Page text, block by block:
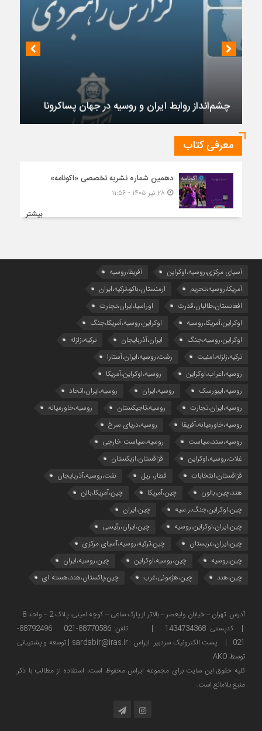
چشم‌انداز روابط ایران و روسیه در جهان پساکرونا
معرفی کتاب
دهمین شماره نشریه تخصصی «اکونامه»
بیشتر
آسیای مرکزی،روسیه،اوکراین
آفریقا،روسیه
آمریکا،روسیه،تحریم
ارمنستان،باکو،ترکیه،ایران
افغانستان،طالبان،قدرت
اوراسیا،ایران،تجارت
اوکراین،آمریکا،روسیه
اوکراین،روسیه،آمریکا،جنگ
اوکراین،روسیه،جنگ
ایران،آذربایجان
ترکیه،زلزله
ترکیه،زلزله،امنیت
رشت،روسیه،ایران،آستارا
روسیه،اعراب،اوکراین
روسیه،اوکراین،آمریکا
روسیه،ایبورسک
روسیه،ایران
روسیه،ایران،اتحاد
روسیه،ایران،تجارت
روسیه،تاجیکستان
روسیه،خاورمیانه
روسیه،خاورمیانه،آفریقا
روسیه،دریای سرخ
روسیه،سند،سیاست
روسیه،سیاست خارجی
غلات،روسیه،اوکراین
قزاقستان،ازبکستان
قزاقستان،انتخابات
قطار، ریل
نفت،روسیه،آذربایجان
هند،چین،بالون
چین،آمریکا
چین،آمریکا،بالن
چین،اوکراین،جنگ،ر.سیه
چین،ایران
چین،ایران،اوکراین،روسیه
چین،ایران،رئیسی
چین،ایران،عربستان
چین،ترکیه،روسیه،آسیای مرکزی
چین،روسیه
چین،روسیه،اوکراین
چین،روسیه،ایران
چین،هند
چین،هژمونی،غرب چین،پاکستان،هند،هسته ای
| کدپستی: 1434734368 | تلفن: 88770586-021 88792496-
021 | پست الکترونیک سردبیر ایراس : sardabir@iras.ir |
توسعه و پشتیبانی
توسط AKO
كليه حقوق این سایت برای مجموعه ایراس محفوظ است، استفاده از مطالب با ذكر
منبع بلامانع است.